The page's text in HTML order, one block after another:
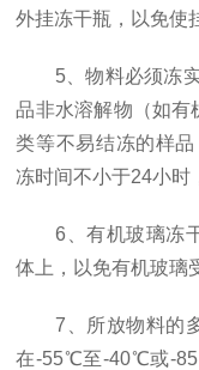
外挂冻干瓶，以免使
5、物料必须冻实
品非水溶解物（如有
类等不易结冻的样
冻时间不小于24小时
6、有机玻璃冻干
体上，以免有机玻璃
7、所放物料的多
在-55℃至-40℃或-